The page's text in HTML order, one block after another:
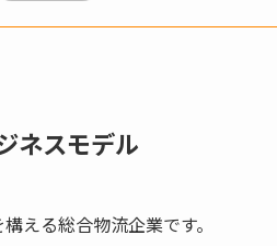
ネスモデル
える総合物流企業です。